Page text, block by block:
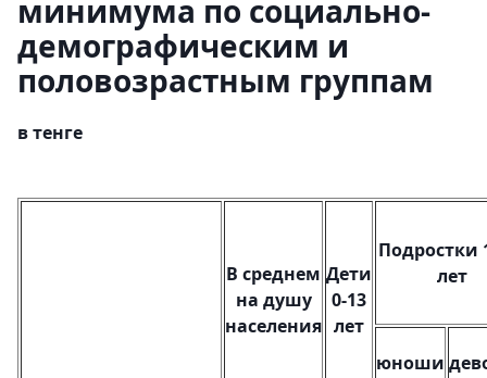
минимума по социально-
демографическим и
половозрастным группам
в тенге
В среднем
на душу
населения
Дети
0-13
лет
Подростки
лет
юноши